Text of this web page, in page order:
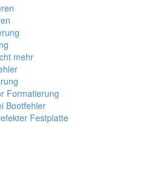
mehr
Formatierung
Bootfehler
Festplatte